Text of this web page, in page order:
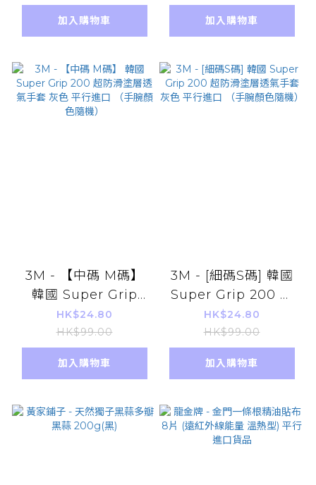
加入購物車
顏色隨機）
加入購物車
3M - 【中碼 M碼】
韓國 Super Grip
200 超防滑塗層透氣
手套 灰色 平行進口
（手腕顏色隨機）
HK$24.80
HK$99.00
加入購物車
3M - [細碼S碼] 韓國
Super Grip 200 超
防滑塗層透氣手套 灰
色 平行進口 （手腕顏
色隨機）
HK$24.80
HK$99.00
加入購物車